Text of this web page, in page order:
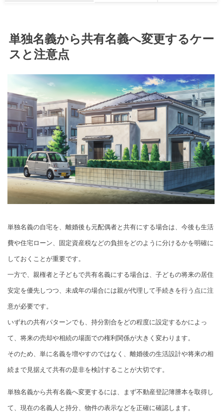
単独名義から共有名義へ変更するケー
スと注意点
単独名義の自宅を、離婚後も元配偶者と共有にする場合は、今後も生活
費や住宅ローン、固定資産税などの負担をどのように分けるかを明確に
しておくことが重要です。
一方で、親権者と子どもで共有名義にする場合は、子どもの将来の居住
安定を優先しつつ、未成年の場合には親が代理して手続きを行う点に注
意が必要です。
いずれの共有パターンでも、持分割合をどの程度に設定するかによっ
て、将来の売却や相続の場面での権利関係が大きく変わります。
そのため、単に名義を増やすのではなく、離婚後の生活設計や将来の相
続まで見据えて共有の是非を検討することが大切です。
単独名義から共有名義へ変更するには、まず不動産登記簿謄本を取得し
て、現在の名義人と持分、物件の表示などを正確に確認します。